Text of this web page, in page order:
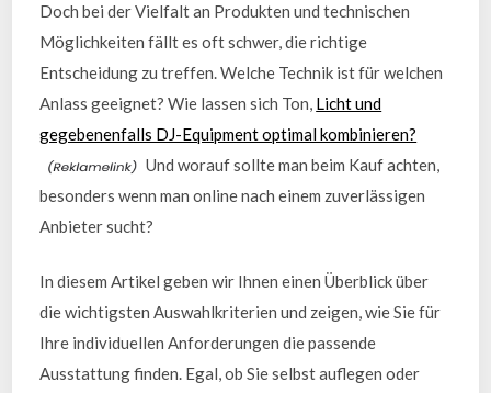
Doch bei der Vielfalt an Produkten und technischen
Möglichkeiten fällt es oft schwer, die richtige
Entscheidung zu treffen. Welche Technik ist für welchen
Anlass geeignet? Wie lassen sich Ton, Licht und
gegebenenfalls DJ-Equipment optimal kombinieren?
Und worauf sollte man beim Kauf achten,
besonders wenn man online nach einem zuverlässigen
Anbieter sucht?
In diesem Artikel geben wir Ihnen einen Überblick über
die wichtigsten Auswahlkriterien und zeigen, wie Sie für
Ihre individuellen Anforderungen die passende
Ausstattung finden. Egal, ob Sie selbst auflegen oder